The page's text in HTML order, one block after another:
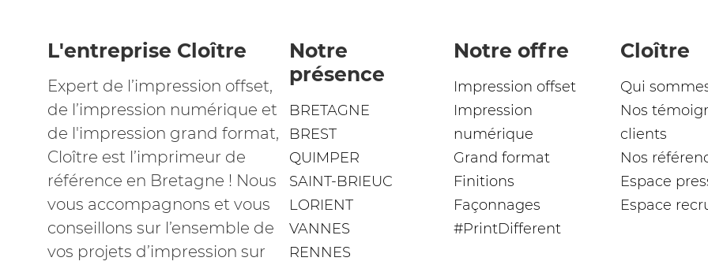
L'entreprise Cloître
Expert de l’impression offset,
de l’impression numérique et
de l'impression grand format,
Cloître est l’imprimeur de
référence en Bretagne ! Nous
vous accompagnons et vous
conseillons sur l’ensemble de
vos projets d’impression sur
Notre
présence
BRETAGNE
BREST
QUIMPER
SAINT-BRIEUC
LORIENT
VANNES
RENNES
Notre offre
Impression offset
Impression
numérique
Grand format
Finitions
Façonnages
#PrintDifferent
Cloître
Qui
Nos
clients
Nos
Espace
Espace